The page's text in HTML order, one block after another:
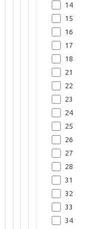
14
15
16
17
18
21
22
23
24
25
26
27
28
31
32
33
34